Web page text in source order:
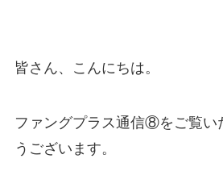
皆さん、こんにちは。
ファングプラス通信⑧をご覧い
うございます。